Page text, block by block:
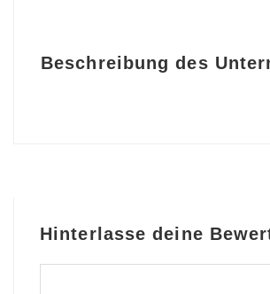
Beschreibung des
Hinterlasse deine